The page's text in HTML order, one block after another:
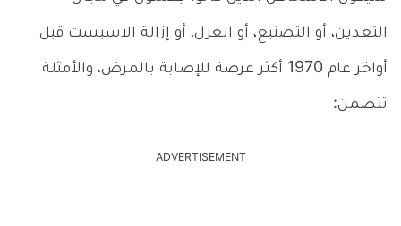
التعدين، أو التصنيع، أو العزل، أو إزالة الاسبست قبل
أواخر عام 1970 أكثر عرضة للإصابة بالمرض، والأمثلة
تتضمن:
ADVERTISEMENT